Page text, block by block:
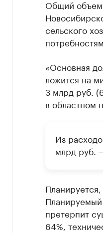
Общий объем
сельского
«Основная
ложится на
3 млрд руб.
в областном
Из
млрд руб.
претерпит
64%,